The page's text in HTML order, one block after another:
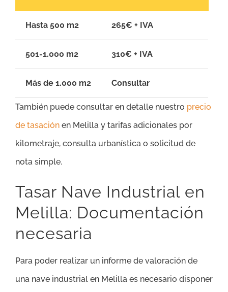
Hasta 500 m2 265€ + IVA
501-1.000 m2 310€ + IVA
Más de 1.000 m2 Consultar
También puede consultar en detalle nuestro precio
de tasación en Melilla y tarifas adicionales por
kilometraje, consulta urbanística o solicitud de
nota simple.
Tasar Nave Industrial en
Melilla: Documentación
necesaria
Para poder realizar un informe de valoración de
una nave industrial en Melilla es necesario disponer